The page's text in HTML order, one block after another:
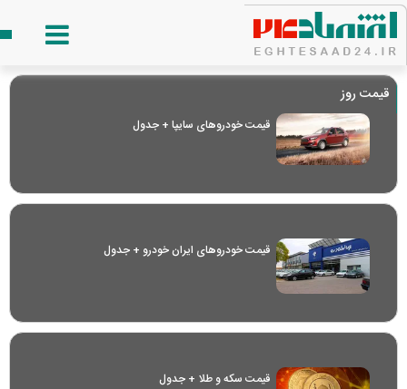
قیمت روز
قیمت خودرو‌های سایپا + جدول
قیمت خودرو‌های ایران خودرو + جدول
قیمت سکه و طلا + جدول